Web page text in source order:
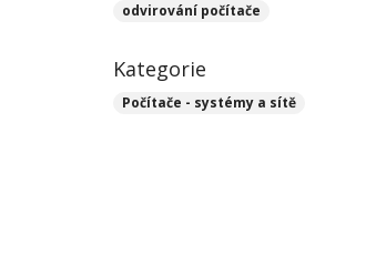
odvirování počítače
Kategorie
Počítače - systémy a sítě